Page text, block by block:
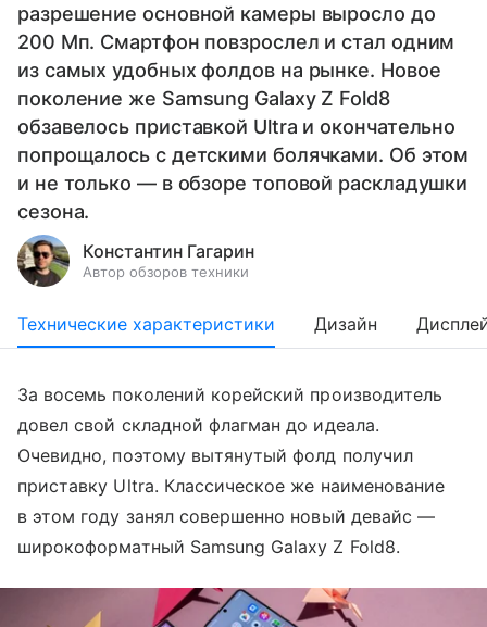
разрешение основной камеры выросло до
200 Мп. Смартфон повзрослел и стал одним
из самых удобных фолдов на рынке. Новое
поколение же Samsung Galaxy Z Fold8
обзавелось приставкой Ultra и окончательно
попрощалось с детскими болячками. Об этом
и не только — в обзоре топовой раскладушки
сезона.
Константин Гагарин
Автор обзоров техники
Технические характеристики Дизайн
За восемь поколений корейский производитель
довел свой складной флагман до идеала.
Очевидно, поэтому вытянутый фолд получил
приставку Ultra. Классическое же наименование
в этом году занял совершенно новый девайс —
широкоформатный Samsung Galaxy Z Fold8.